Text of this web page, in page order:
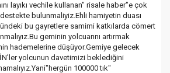
layıkı vechile kullanan" risale haber"e çok
bulunmaliyiz.Ehli hamiyetin duası
bu gayretlere samimi katkılarda cömert
geminin yolcuarını artırmak
hademelerine düşüyor.Gemiye gelecek
yolcunun davetimizi beklediğini
100000 tık"